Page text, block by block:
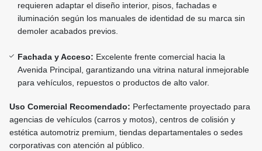
requieren adaptar el diseño interior, pisos, fachadas e
iluminación según los manuales de identidad de su marca sin
demoler acabados previos.
Fachada y Acceso: Excelente frente comercial hacia la
Avenida Principal, garantizando una vitrina natural inmejorable
para vehículos, repuestos o productos de alto valor.
Uso Comercial Recomendado: Perfectamente proyectado para
agencias de vehículos (carros y motos), centros de colisión y
estética automotriz premium, tiendas departamentales o sedes
corporativas con atención al público.